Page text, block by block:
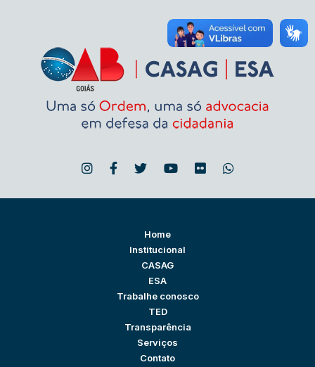
Home
Institucional
CASAG
ESA
Trabalhe conosco
TED
Transparência
Serviços
Contato